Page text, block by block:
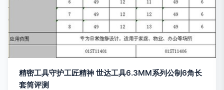
精密工具守护工匠精神 世达工具6.3MM系列公制6角长
套筒评测